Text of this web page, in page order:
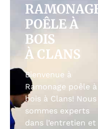
POÊLE À
BOIS
À CLANS
Bienvenue à
Ramonage poêle à
bois à Clans! Nous
sommes experts
dans l’entretien et